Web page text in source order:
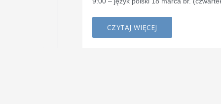
CZYTAJ WIĘCEJ